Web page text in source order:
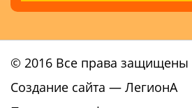
© 2016 Все права защищены
Создание сайта — ЛегионА